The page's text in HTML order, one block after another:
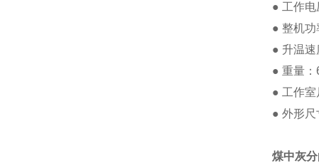
● 工作
● 整机功
● 升温
● 重量：
● 工作
● 外形
煤中灰